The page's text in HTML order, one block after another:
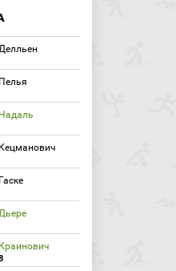
Пелья
Надаль
Кецманович
Гаске
Краинович